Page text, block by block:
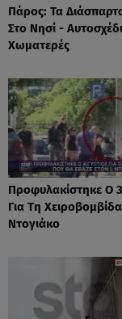
Πάρος: Τα
Στο Νησί -
Χωματερές
Προφυλακίστηκε Ο
Για Τη
Ντογιάκο